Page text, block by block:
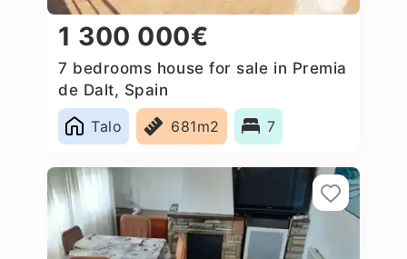
1 300 000€
7 bedrooms house for sale in Premia
de Dalt, Spain
Talo
681m2 7